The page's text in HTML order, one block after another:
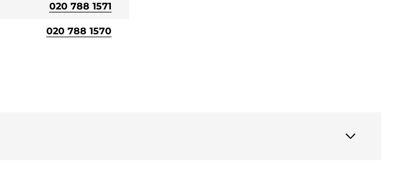
020 788 1571
020 788 1570